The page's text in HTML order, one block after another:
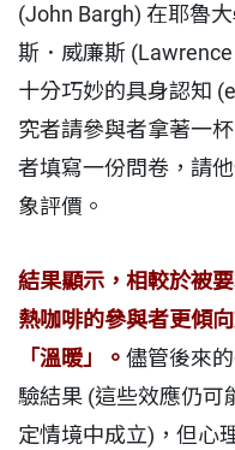
(John Bargh) 在耶魯
斯．威廉斯
十分巧妙的具身認知
究者請參與者拿著一
者填寫一份問卷，請
象評價。
結果顯示，相較於被
熱咖啡的參與者更傾
「溫暖」。 儘管後來
驗結果 (這些效應仍可
定情境中成立)，但心